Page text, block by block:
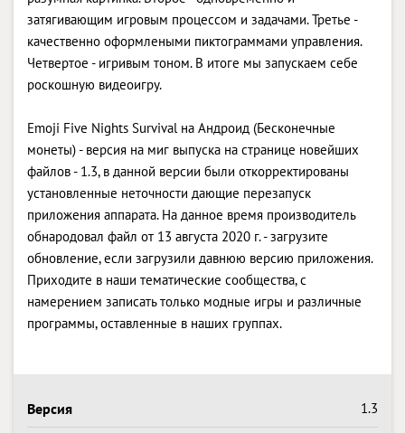
затягивающим игровым процессом и задачами. Третье -
качественно оформлеными пиктограммами управления.
Четвертое - игривым тоном. В итоге мы запускаем себе
роскошную видеоигру.
Emoji Five Nights Survival на Андроид (Бесконечные
монеты) - версия на миг выпуска на странице новейших
файлов - 1.3, в данной версии были откорректированы
установленные неточности дающие перезапуск
приложения аппарата. На данное время производитель
обнародовал файл от 13 августа 2020 г. - загрузите
обновление, если загрузили давнюю версию приложения.
Приходите в наши тематические сообщества, с
намерением записать только модные игры и различные
программы, оставленные в наших группах.
Версия 1.3